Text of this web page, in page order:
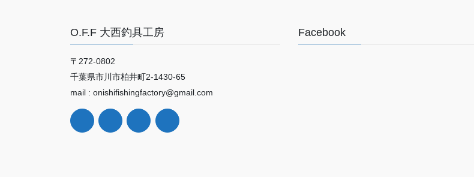
O.F.F 大西釣具工房
〒272-0802
千葉県市川市柏井町2-1430-65
mail : onishifishingfactory@gmail.com
Facebook